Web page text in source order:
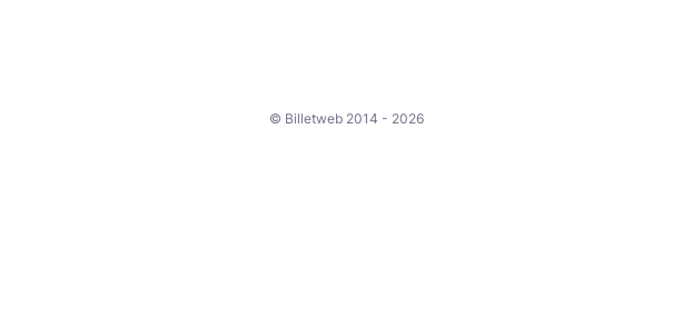
© Billetweb 2014 - 2026